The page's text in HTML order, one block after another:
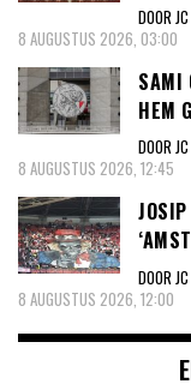
DOOR JC
8 AUGUSTUS 2026, 03:00
SAMI
HEM
DOOR JC
8 AUGUSTUS 2026, 12:45
DOOR JC
8 AUGUSTUS 2026, 12:00